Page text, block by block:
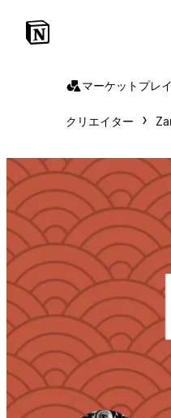
マーケットプレ
クリエイター